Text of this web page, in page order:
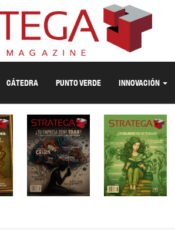
CÁTEDRA PUNTO VERDE INNOVACIÓN